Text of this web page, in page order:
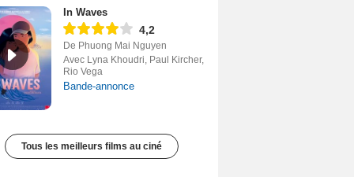
In Waves
4,2
De Phuong Mai Nguyen
Avec Lyna Khoudri, Paul Kircher,
Rio Vega
Bande-annonce
Tous les meilleurs films au ciné